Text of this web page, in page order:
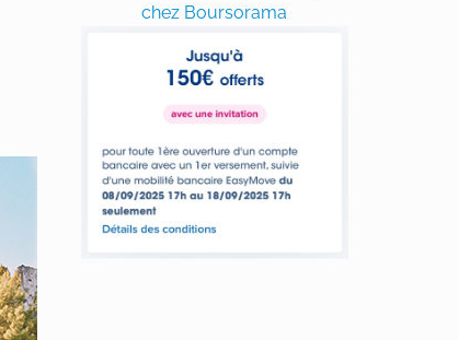
chez Boursorama